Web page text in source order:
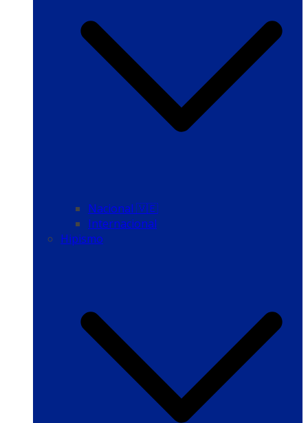
Nacional 🇻🇪
Internacional
Hipismo